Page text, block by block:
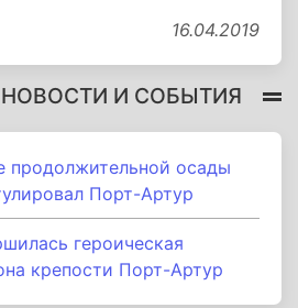
16.04.2019
И СОБЫТИЯ
продолжительной осады
Порт-Артур
героическая
крепости Порт-Артур